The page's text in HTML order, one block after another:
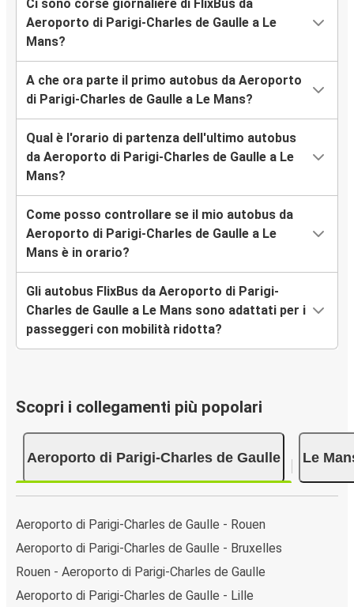
Ci sono corse giornaliere di FlixBus da
Aeroporto di Parigi-Charles de Gaulle a Le
Mans?
A che ora parte il primo autobus da Aeroporto
di Parigi-Charles de Gaulle a Le Mans?
Qual è l'orario di partenza dell'ultimo autobus
da Aeroporto di Parigi-Charles de Gaulle a Le
Mans?
Come posso controllare se il mio autobus da
Aeroporto di Parigi-Charles de Gaulle a Le
Mans è in orario?
Gli autobus FlixBus da Aeroporto di Parigi-
Charles de Gaulle a Le Mans sono adattati per i
passeggeri con mobilità ridotta?
Scopri i collegamenti più popolari
Aeroporto di Parigi-Charles de Gaulle Le
Aeroporto di Parigi-Charles de Gaulle - Rouen
Aeroporto di Parigi-Charles de Gaulle - Bruxelles
Rouen - Aeroporto di Parigi-Charles de Gaulle
Aeroporto di Parigi-Charles de Gaulle - Lille